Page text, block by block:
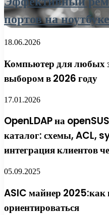
портов на ноутбуке
18.06.2026
Компьютер для любых
выбором в 2026 году
17.01.2026
OpenLDAP на
каталог: схемы, ACL,
интеграция клиентов
05.09.2025
ASIC майнер 2025:как
ориентироваться